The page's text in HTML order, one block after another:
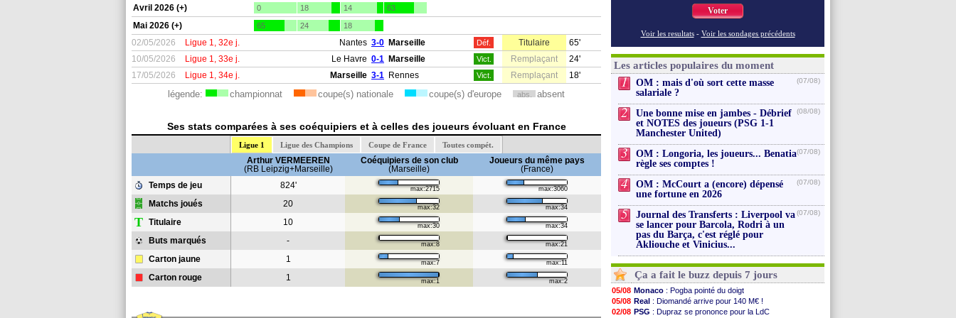
Avril 2026 (+) 0 18 14 63
Mai 2026 (+) 65 24 18
02/05/2026 Ligue 1, 32e j. Nantes 3-0 Marseille Déf. Titulaire
65'
10/05/2026
Ligue 1, 33e j. Le Havre 0-1 Marseille Vict. Remplaçant
24'
17/05/2026
Ligue 1, 34e j. Marseille 3-1 Rennes Vict. Remplaçant 18'
légende: championnat coupe(s) nationale coupe(s) d'europe abs. absent
Ses stats comparées à ses coéquipiers et à celles des joueurs évoluant en France
Ligue 1 Ligue des Champions Coupe de France Toutes compét.
Arthur VERMEEREN
(RB Leipzig+Marseille)
Coéquipiers de son club
(Marseille)
Joueurs du même pays
(France)
Temps de jeu
824' max:2715 max:3060
Matchs joués 20 max:32 max:34
T Titulaire 10 max:30 max:34
Buts marqués - max:8 max:21
Carton jaune 1 max:7 max:11
Carton rouge 1 max:1 max:2
Voter
Voir les resultats - Voir les sondages précédents
Les articles populaires du moment
1
OM : mais d'où sort cette masse
salariale ?
(07/08)
2
Une bonne mise en jambes - Débrief
et NOTES des joueurs (PSG 1-1
Manchester United)
(08/08)
3
OM : Longoria, les joueurs... Benatia
règle ses comptes !
(07/08)
4
OM : McCourt a (encore) dépensé
une fortune en 2026
(07/08)
5
Journal des Transferts : Liverpool va
se lancer pour Barcola, Rodri à un
pas du Barça, c'est réglé pour
Akliouche et Vinicius...
(07/08)
Ça a fait le buzz depuis 7 jours
05/08 Monaco : Pogba pointé du doigt
05/08 Real : Diomandé arrive pour 140 M€ !
02/08 PSG : Dupraz se prononce pour la LdC